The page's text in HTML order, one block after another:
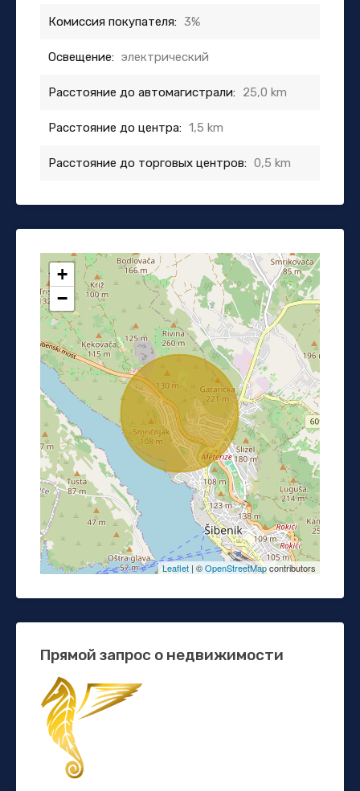
Комиссия покупателя: 3%
Освещение: электрический
Расстояние до автомагистрали: 25,0 km
Расстояние до центра: 1,5 km
Расстояние до торговых центров: 0,5 km
+
−
Leaflet | ©OpenStreetMapcontributors
Прямой запрос о недвижимости